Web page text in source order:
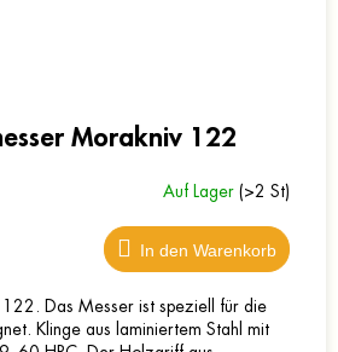
Morakniv 122
Auf Lager (>2 St)
In den Warenkorb
Das Messer ist speziell für die
Klinge aus laminiertem Stahl mit